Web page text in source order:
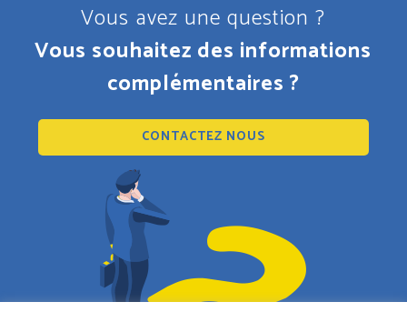
Vous avez une question ?
Vous souhaitez des informations
complémentaires ?
CONTACTEZ NOUS